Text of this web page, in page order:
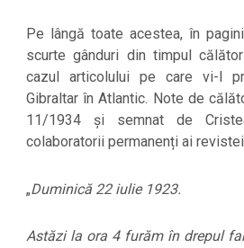
Pe lângă toate acestea, în
scurte gânduri din timpul
cazul articolului pe care vi-l
Gibraltar în Atlantic. Note de
11/1934 și semnat de
colaboratorii permanenți ai
„Duminică 22 iulie 1923.
Astăzi la ora 4 furăm în drepul